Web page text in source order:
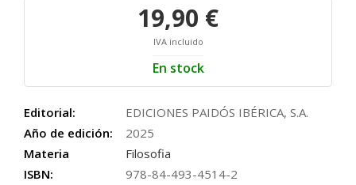
19,90 €
IVA incluido
En stock
Editorial:
EDICIONES PAIDÓS IBÉRICA, S.A.
Año de edición:
2025
Materia
Filosofia
ISBN:
978-84-493-4514-2